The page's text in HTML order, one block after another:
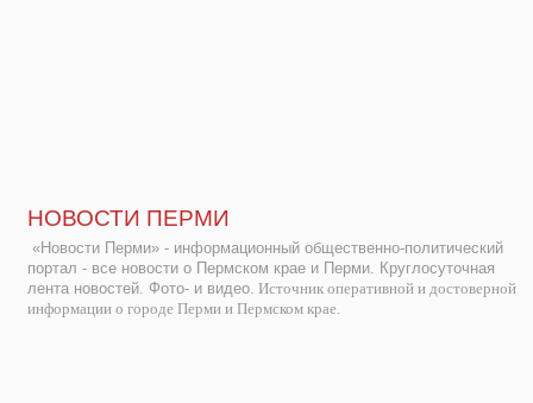
НОВОСТИ ПЕРМИ
«Новости Перми» - информационный общественно-политический
портал - все новости о Пермском крае и Перми. Круглосуточная
лента новостей. Фото- и видео. Источник оперативной и достоверной
информации о городе Перми и Пермском крае.